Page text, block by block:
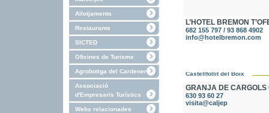
Allotjaments
Restaurants
SICTED
Oficines de Turisme
Agrobotiga del Cardener
Associació
d'Empresaris Turístics
Webs relacionades
L’HOTEL BREMON
682 155 797 / 93 868 4902
info@hotelbremon.com
Castellfollit del Boix
GRANJA DE CARGOLS
630 93 60 27
visita@caljep